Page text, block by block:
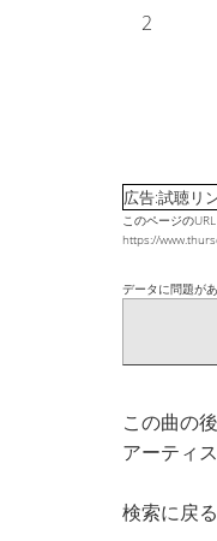
2
広告:試聴リ
このページのURL
https://
データに問題が
この曲の
アーティ
検索に戻る